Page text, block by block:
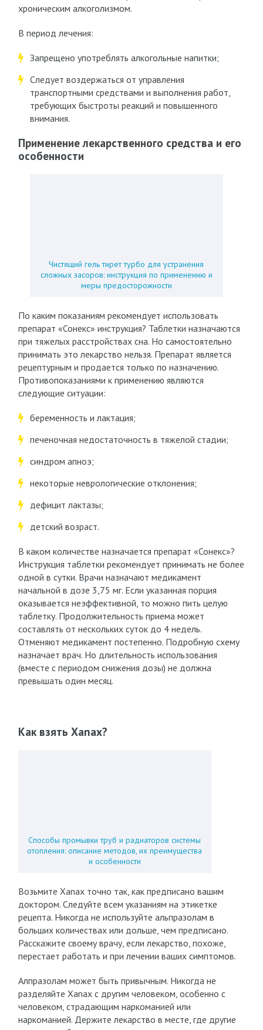
хроническим алкоголизмом.
В период лечения:
Запрещено употреблять алкогольные напитки;
Следует воздержаться от управления
транспортными средствами и выполнения работ,
требующих быстроты реакций и повышенного
внимания.
Применение лекарственного средства и его
особенности
Чистящий гель тирет турбо для устранения
сложных засоров: инструкция по применению и
меры предосторожности
По каким показаниям рекомендует использовать
препарат «Сонекс» инструкция? Таблетки назначаются
при тяжелых расстройствах сна. Но самостоятельно
принимать это лекарство нельзя. Препарат является
рецептурным и продается только по назначению.
Противопоказаниями к применению являются
следующие ситуации:
беременность и лактация;
печеночная недостаточность в тяжелой стадии;
синдром апноэ;
некоторые неврологические отклонения;
дефицит лактазы;
детский возраст.
В каком количестве назначается препарат «Сонекс»?
Инструкция таблетки рекомендует принимать не более
одной в сутки. Врачи назначают медикамент
начальной в дозе 3,75 мг. Если указанная порция
оказывается неэффективной, то можно пить целую
таблетку. Продолжительность приема может
составлять от нескольких суток до 4 недель.
Отменяют медикамент постепенно. Подробную схему
назначает врач. Но длительность использования
(вместе с периодом снижения дозы) не должна
превышать один месяц.
Как взять Xanax?
Способы промывки труб и радиаторов системы
отопления: описание методов, их преимущества
и особенности
Возьмите Xanax точно так, как предписано вашим
доктором. Следуйте всем указаниям на этикетке
рецепта. Никогда не используйте альпразолам в
больших количествах или дольше, чем предписано.
Расскажите своему врачу, если лекарство, похоже,
перестает работать и при лечении ваших симптомов.
Алпразолам может быть привычным. Никогда не
разделяйте Xanax с другим человеком, особенно с
человеком, страдающим наркоманией или
наркоманией. Держите лекарство в месте, где другие